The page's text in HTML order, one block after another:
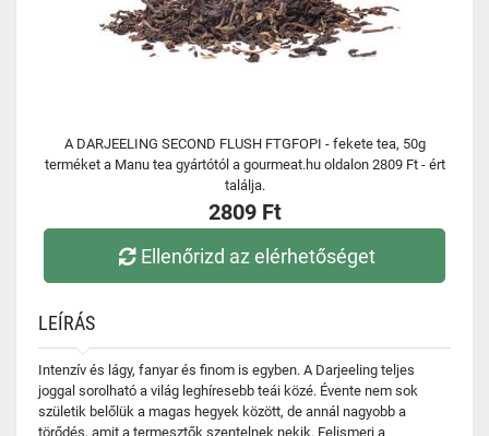
A DARJEELING SECOND FLUSH FTGFOPI - fekete tea, 50g
terméket a Manu tea gyártótól a gourmeat.hu oldalon 2809 Ft - ért
találja.
2809 Ft
Ellenőrizd az elérhetőséget
LEÍRÁS
Intenzív és lágy, fanyar és finom is egyben. A Darjeeling teljes
joggal sorolható a világ leghíresebb teái közé. Évente nem sok
születik belőlük a magas hegyek között, de annál nagyobb a
törődés, amit a termesztők szentelnek nekik. Felismeri a